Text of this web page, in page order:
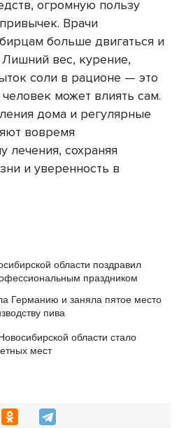
огромную пользу
Врачи
больше двигаться и
Лишний вес, курение,
соли в рационе — это
может влиять сам.
дома и регулярные
вовремя
лечения, сохраняя
и уверенность в
области поздравил
праздником
Германию и заняла пятое место
пива
области стало
мест